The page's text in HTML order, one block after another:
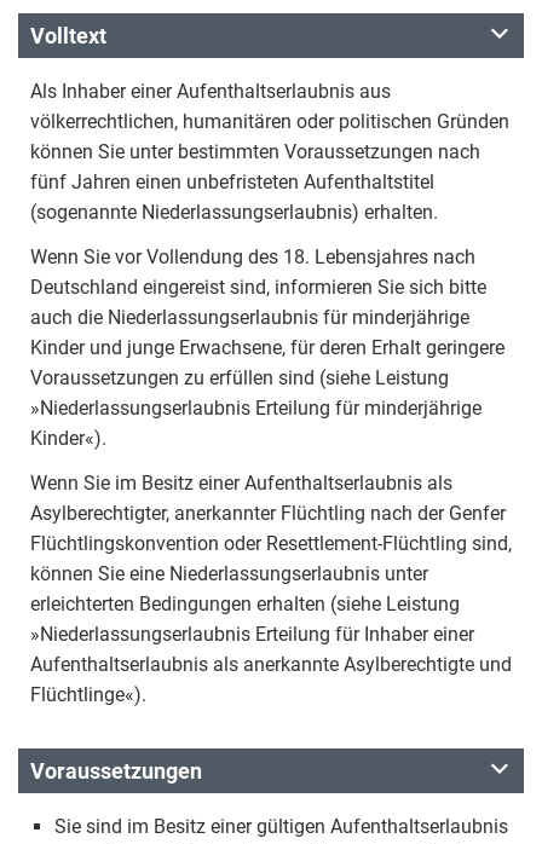
Volltext
Als Inhaber einer Aufenthaltserlaubnis aus
völkerrechtlichen, humanitären oder politischen Gründen
können Sie unter bestimmten Voraussetzungen nach
fünf Jahren einen unbefristeten Aufenthaltstitel
(sogenannte Niederlassungserlaubnis) erhalten.
Wenn Sie vor Vollendung des 18. Lebensjahres nach
Deutschland eingereist sind, informieren Sie sich bitte
auch die Niederlassungserlaubnis für minderjährige
Kinder und junge Erwachsene, für deren Erhalt geringere
Voraussetzungen zu erfüllen sind (siehe Leistung
»Niederlassungserlaubnis Erteilung für minderjährige
Kinder«).
Wenn Sie im Besitz einer Aufenthaltserlaubnis als
Asylberechtigter, anerkannter Flüchtling nach der Genfer
Flüchtlingskonvention oder Resettlement-Flüchtling sind,
können Sie eine Niederlassungserlaubnis unter
erleichterten Bedingungen erhalten (siehe Leistung
»Niederlassungserlaubnis Erteilung für Inhaber einer
Aufenthaltserlaubnis als anerkannte Asylberechtigte und
Flüchtlinge«).
Voraussetzungen
Sie sind im Besitz einer gültigen Aufenthaltserlaubnis